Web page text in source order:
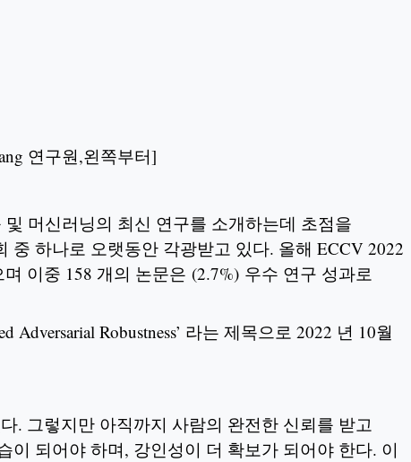
연구원,왼쪽부터]
머신러닝의 최신 연구를 소개하는데 초점을
중 하나로 오랫동안 각광받고 있다. 올해 ECCV 2022
이중 158 개의 논문은 (2.7%) 우수 연구 성과로
Adversarial Robustness’ 라는 제목으로 2022 년 10월
. 그렇지만 아직까지 사람의 완전한 신뢰를 받고
되어야 하며, 강인성이 더 확보가 되어야 한다. 이